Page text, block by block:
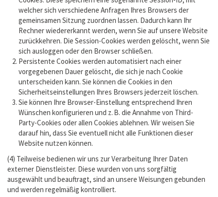
welcher sich verschiedene Anfragen Ihres Browsers der
gemeinsamen Sitzung zuordnen lassen. Dadurch kann Ihr
Rechner wiedererkannt werden, wenn Sie auf unsere Website
zurückkehren. Die Session-Cookies werden gelöscht, wenn Sie
sich ausloggen oder den Browser schließen.
Persistente Cookies werden automatisiert nach einer
vorgegebenen Dauer gelöscht, die sich je nach Cookie
unterscheiden kann. Sie können die Cookies in den
Sicherheitseinstellungen Ihres Browsers jederzeit löschen.
Sie können Ihre Browser-Einstellung entsprechend Ihren
Wünschen konfigurieren und z. B. die Annahme von Third-
Party-Cookies oder allen Cookies ablehnen. Wir weisen Sie
darauf hin, dass Sie eventuell nicht alle Funktionen dieser
Website nutzen können.
(4) Teilweise bedienen wir uns zur Verarbeitung Ihrer Daten
externer Dienstleister. Diese wurden von uns sorgfältig
ausgewählt und beauftragt, sind an unsere Weisungen gebunden
und werden regelmäßig kontrolliert.